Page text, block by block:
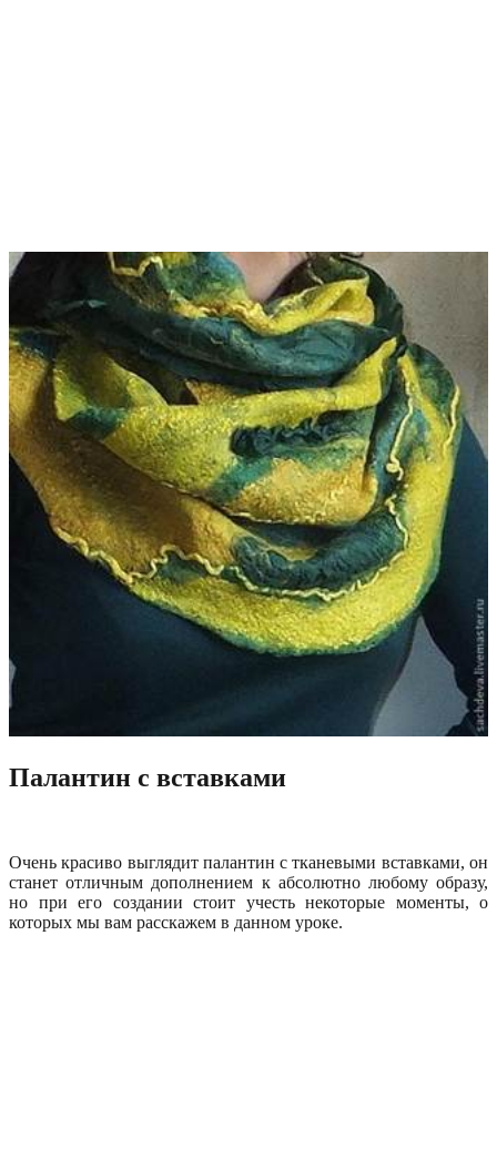
Палантин с вставками
Очень красиво выглядит палантин с тканевыми вставками, он
станет отличным дополнением к абсолютно любому образу,
но при его создании стоит учесть некоторые моменты, о
которых мы вам расскажем в данном уроке.